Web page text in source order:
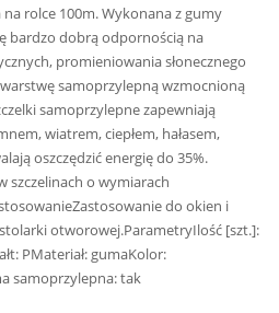
rolce 100m. Wykonana z gumy
bardzo dobrą odpornością na
promieniowania słonecznego
samoprzylepną wzmocnioną
samoprzylepne zapewniają
wiatrem, ciepłem, hałasem,
oszczędzić energię do 35%.
szczelinach o wymiarach
do okien i
otworowej.ParametryIlość [szt.]:
PMateriał: gumaKolor:
samoprzylepna: tak